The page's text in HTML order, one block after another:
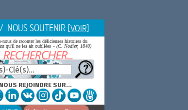
/ NOUS SOUTENIR [VOIR]
nous de raconter les délicieuses histoires du
qu'il ne les ait oubliées » (C. Nodier, 1840)
NOUS REJOINDRE SUR...